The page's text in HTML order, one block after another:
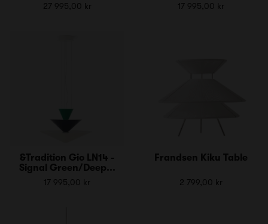
27 995,00 kr 17 995,00 kr
&Tradition Gio LN14 -
Signal Green/Deep...
17 995,00 kr
Frandsen Kiku Table
2 799,00 kr